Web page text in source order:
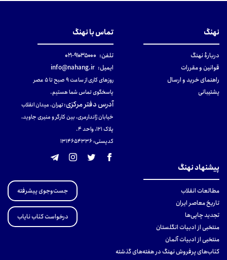
نهنگ
دربارهٔ نهنگ
قوانین و مقررات
راهنمای خرید و ارسال
پشتیبانی
تماس با نهنگ
تلفن: ۹۱۰۳۵۰۰۰-۰۲۱
ایمیل: info@nahang.ir
روزهای کاری از ساعت ۹ صبح تا ۵ عصر
پاسخگوی تماس شما هستیم.
آدرس دفتر مرکزی:تهران، میدان انقلاب
خیابان ژاندارمری، بین کارگر و منیری جاوید،
پلاک 121، واحد ۴.
کدپستی: 131465433۶
پیشنهاد نهنگ
مطالعات انقلاب
تاریخ معاصر ایران
تجدید چاپی‌ها
منتخبی از ادبیات انگلستان
منتخبی از ادبیات آلمان
کتاب‌های پرفروش نهنگ در هفته‌های گذشته
جست‌وجوی پیشرفته
درخواست کتاب نایاب